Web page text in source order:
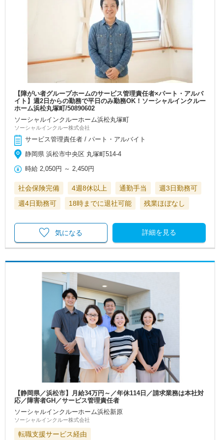
【障がい者グループホームのサービス管理責任者×パート・アルバ
イト】週2日からの勤務で平日のみ勤務OK！ソーシャルインクルー
ホーム浜松丸塚町/50890602
ソーシャルインクルーホーム浜松丸塚町
ソーシャルインクルー株式会社
サービス管理責任者 / パート・アルバイト
静岡県 浜松市中央区 丸塚町514-4
時給 2,050円 ～ 2,450円
社会保険完備 4週8休以上 通勤手当
週3日勤務可
週4日勤務可
18時までに退社可能 残業ほぼなし
詳細を見る
気になる
【静岡県／浜松市】月給34万円～／年休114日／請求業務は本社対
応／障害者GH／サービス管理責任者
ソーシャルインクルーホーム浜松新原
ソーシャルインクルー株式会社
転職支援サービス経由